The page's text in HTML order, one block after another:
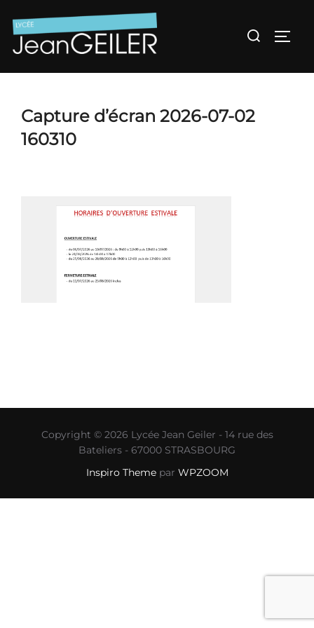
au
contenu
Rechercher :
Capture d’écran 2026-07-02
160310
Copyright © 2026 Lycée Jean Geiler - 14 rue des
Bateliers - 67000 STRASBOURG
Inspiro Themepar WPZOOM